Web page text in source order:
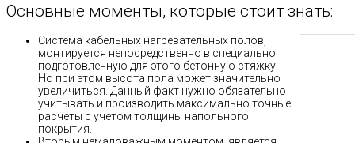
Основные моменты, которые стоит знать:
Система кабельных нагревательных полов,
монтируется непосредственно в специально
подготовленную для этого бетонную стяжку.
Но при этом высота пола может значительно
увеличиться. Данный факт нужно обязательно
учитывать и производить максимально точные
расчеты с учетом толщины напольного
покрытия.